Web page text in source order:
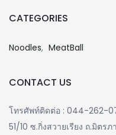
CATEGORIES
Noodles MeatBall
CONTACT US
โทรศัพท์ติดต่อ : 044-262-
51/10 ซ.กิ่งสวายเรียง ถ.มิตร